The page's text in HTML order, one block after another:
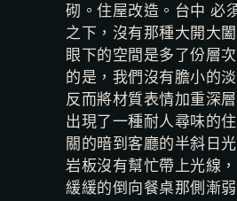
砌。住屋改造。台中 必
之下，沒有那種大開大
眼下的空間是多了份層
的是，我們沒有膽小的
反而將材質表情加重深
出現了一種耐人尋味的
關的暗到客廳的半斜日
岩板沒有幫忙帶上光線
緩緩的倒向餐桌那側漸